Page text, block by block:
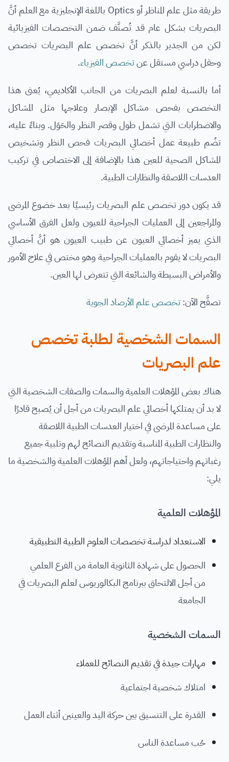
طريقة مثل علم المناظر أو Optics باللغة الإنجليزية مع العلم أنَّ
البصريات بشكل عام قد تُصنَّف ضمن التخصصات الفيزيائية
لكن من الجدير بالذكر أنَّ تخصص علم البصريات تخصص
وحقل دراسي مستقل عنتخصص الفيزياء.
أما بالنسبة لعلم البصريات من الجانب الأكاديمي، يُعنى هذا
التخصص بفحص مشاكل الإبصار وعلاجها مثل المشاكل
والاضطرابات التي تشمل طول وقصر النظر والحَوَل. وبناءً عليه،
تضُم طبيعة عمل أخصائي البصريات فحص النظر وتشخيص
المشاكل الصحية للعين هذا بالإضافة إلى الاختصاص في تركيب
العدسات اللاصقة والنظارات الطبية.
قد يكون دور تخصص علم البصريات رئيسيًا بعد خضوع المرضى
والمراجعين إلى العمليات الجراحية للعيون ولعل الفرق الأساسي
الذي يميز أخصائي العيون عن طبيب العيون هو أنَّ أخصائي
البصريات لا يقوم بالعمليات الجراحية وهو مختص في علاج الأمور
والأمراض البسيطة والشائعة التي تتعرض لها العين.
تصفَّح الآن:تخصص علم الأرصاد الجوية
السمات الشخصية لطلبة تخصص
علم البصريات
هناك بعض المؤهلات العلمية والسمات والصفات الشخصية التي
لا بد أن يمتلكها أخصائي علم البصريات من أجل أن يُصبح قادرًا
على مساعدة المرضى في اختيار العدسات الطبية اللاصقة
والنظارات الطبية المناسبة وتقديم النصائح لهم وتلبية جميع
رغباتهم واحتياجاتهم، ولعل أهم المؤهلات العلمية والشخصية ما
يلي:
المؤهلات العلمية
الاستعداد لدراسة تخصصات العلوم الطبية التطبيقية
الحصول على شهادة الثانوية العامة من الفرع العلمي
من أجل الالتحاق ببرنامج البكالوريوس لعلم البصريات في
الجامعة
السمات الشخصية
مهارات جيدة في تقديم النصائح للعملاء
امتلاك شخصية اجتماعية
القدرة على التنسيق بين حركة اليد والعينين أثناء العمل
حُب مساعدة الناس